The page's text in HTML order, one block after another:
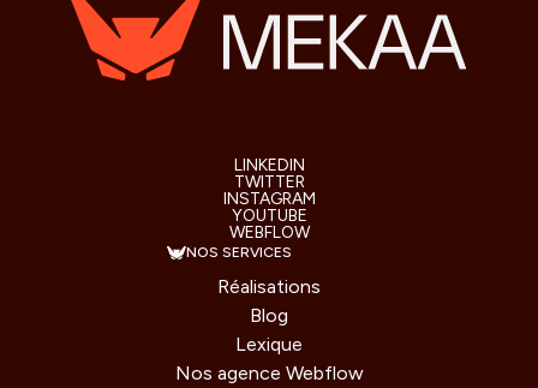
LINKEDIN
TWITTER
INSTAGRAM
YOUTUBE
WEBFLOW
NOS SERVICES
Réalisations
Blog
Lexique
Nos agence Webflow